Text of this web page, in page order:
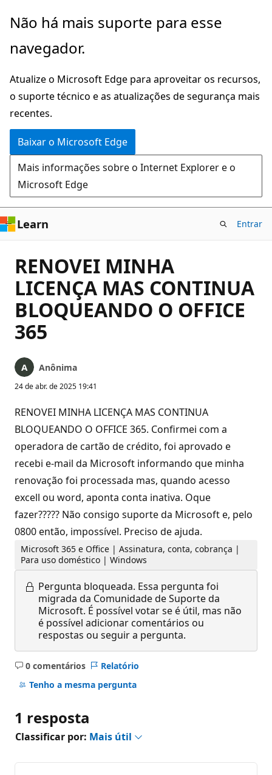
Pular
o
principal
Não há mais suporte para esse
navegador.
Atualize o Microsoft Edge para aproveitar os recursos,
o suporte técnico e as atualizações de segurança mais
recentes.
Baixar o Microsoft Edge
Mais informações sobre o Internet Explorer e o
Microsoft Edge
Learn Entrar
RENOVEI MINHA
LICENÇA MAS CONTINUA
BLOQUEANDO O OFFICE
365
Anônima
24 de abr. de 2025 19:41
RENOVEI MINHA LICENÇA MAS CONTINUA
BLOQUEANDO O OFFICE 365. Confirmei com a
operadora de cartão de crédito, foi aprovado e
recebi e-mail da Microsoft informando que minha
renovação foi processada mas, quando acesso
excell ou word, aponta conta inativa. Oque
fazer????? Não consigo suporte da Microsoft e, pelo
0800 então, impossível. Preciso de ajuda.
Microsoft 365 e Office | Assinatura, conta, cobrança |
Para uso doméstico | Windows
Pergunta bloqueada. Essa pergunta foi
migrada da Comunidade de Suporte da
Microsoft. É possível votar se é útil, mas não
é possível adicionar comentários ou
respostas ou seguir a pergunta.
0 comentários
Sem
comentários
Relatório
Tenho a mesma pergunta
1 resposta
Classificar por: Mais útil